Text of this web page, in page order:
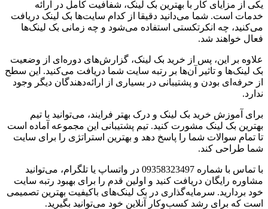
یکی از مزایای کار با بهترین بک لینک، شفافیت کامل در ارائه
خدمات است. شما می‌دانید دقیقا از کدام سایت‌ها بک لینک دریافت
می‌کنید، چه انکرتکستی استفاده می‌شود و چه زمانی بک لینک‌ها
فعال خواهند شد.
علاوه بر این، پس از خرید بک لینک، گزارش‌های دوره‌ای از وضعیت
بک لینک‌ها و تاثیر آن‌ها بر رتبه سایت شما دریافت می‌کنید. این سطح
از حرفه‌ای بودن و پشتیبانی در بسیاری از ارائه‌دهندگان دیگر وجود
ندارد.
برای آموزش خرید بک لینک و درک بهتر فرایند، می‌توانید با تیم
بهترین بک لینک مشورت کنید. تیم پشتیبانی این مجموعه آماده است
تا تمام سوالات شما را پاسخ دهد و بهترین استراتژی را برای سایت
شما طراحی کند.
با تماس با شماره 09358323497 در واتساپ یا تلگرام، می‌توانید
مشاوره رایگان دریافت کنید و اولین قدم را برای بهبود رتبه سایت
خود بردارید. سرمایه‌گذاری در بک لینک‌های باکیفیت بهترین تصمیمی
است که برای رشد کسب‌وکار آنلاین خود می‌توانید بگیرید.